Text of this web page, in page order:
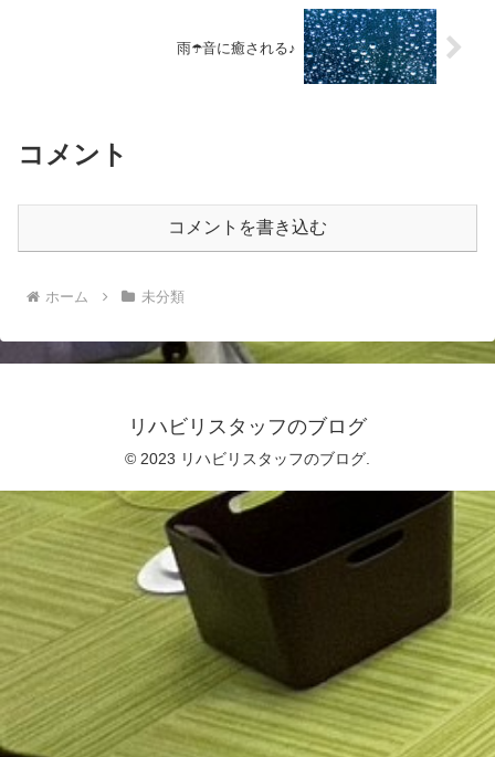
雨☂️音に癒される♪
コメント
コメントを書き込む
ホーム 未分類
リハビリスタッフのブログ
© 2023 リハビリスタッフのブログ.